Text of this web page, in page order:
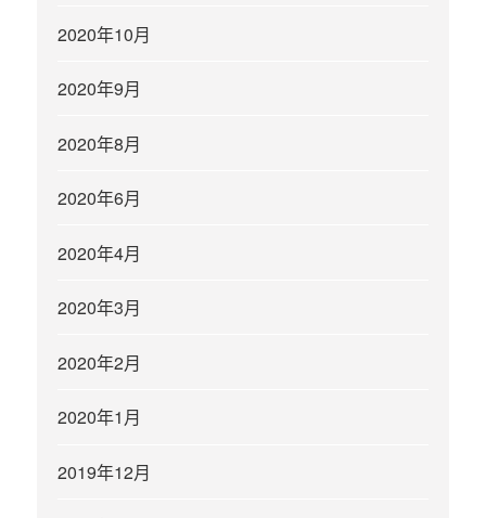
2020年10月
2020年9月
2020年8月
2020年6月
2020年4月
2020年3月
2020年2月
2020年1月
2019年12月